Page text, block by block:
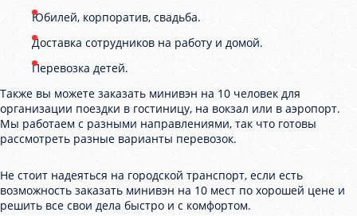
Юбилей, корпоратив, свадьба.
Доставка сотрудников на работу и домой.
Перевозка детей.
Также вы можете заказать минивэн на 10 человек для
организации поездки в гостиницу, на вокзал или в аэропорт.
Мы работаем с разными направлениями, так что готовы
рассмотреть разные варианты перевозок.
Не стоит надеяться на городской транспорт, если есть
возможность заказать минивэн на 10 мест по хорошей цене и
решить все свои дела быстро и с комфортом.